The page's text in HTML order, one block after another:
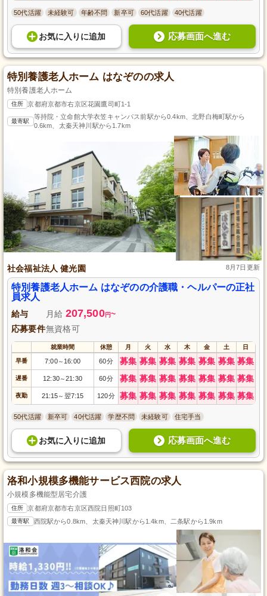
50代活躍 未経験可 年齢不問 新卒可 60代活躍 40代活躍
お気に入り に追加 応募画面へ進む
特別養護老人ホーム はなぞのの求人
特別養護老人ホーム
住所 京都府京都市右京区花園鷹司町1-1
最寄駅
等持院・立命館大学衣笠キャンパス前駅から0.4km、北野白梅町駅から
0.6km、太秦天神川駅から1.7km
社会福祉法人 健光園 8月7日更新
特別養護老人ホーム はなぞのの介護職・ヘルパーの正社
員求人
給与 月給 207,500円~
応募要件無資格可
就業時間 休憩 月 火 水 木 金 土 日
早番 7:00～ 16:00 60分 募集 募集 募集 募集 募集 募集 募集
遅番 12:30～21:30 60分 募集 募集 募集 募集 募集 募集 募集
夜勤 21:15～ 翌7:15 120分 募集 募集 募集 募集 募集 募集 募集
50代活躍 新卒可 40代活躍 学歴不問 未経験可 住宅手当
お気に入り に追加 応募画面へ進む
洛和小規模多機能サービス西院の求人
小規模多機能型居宅介護
住所 京都府京都市右京区西院日照町103
最寄駅 西院駅から0.8km、太秦天神川駅から1.4km、二条駅から1.9km